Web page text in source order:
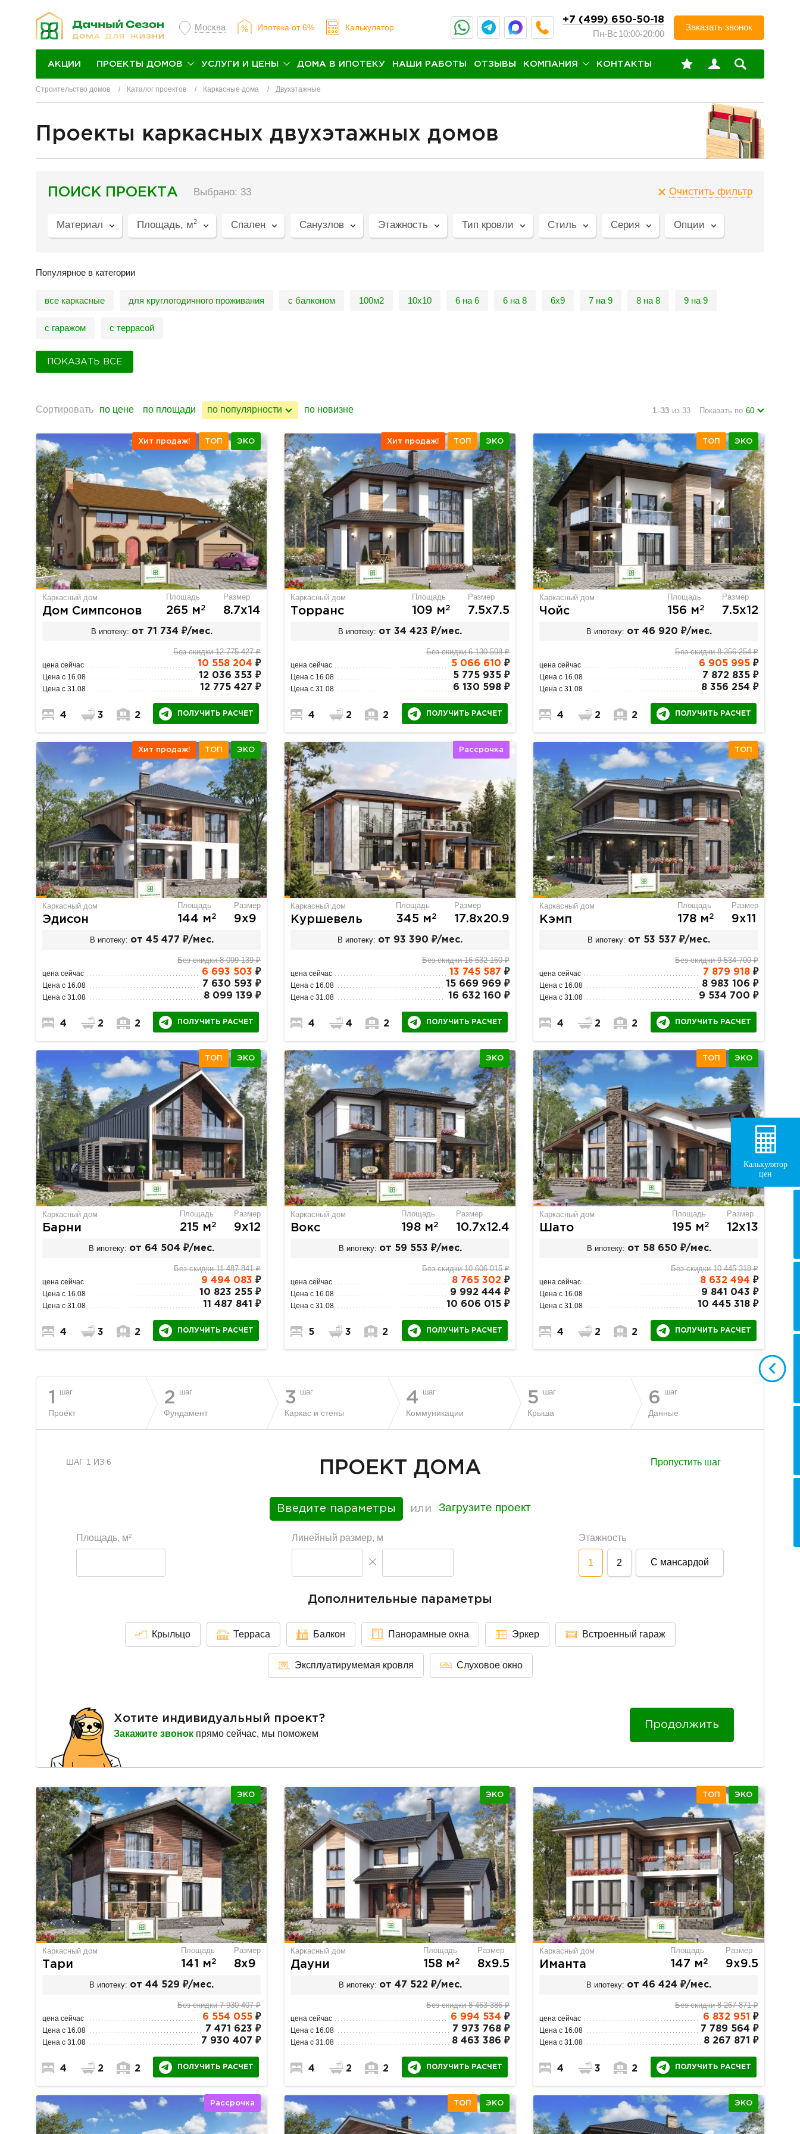
Москва Ипотека от 6% Калькулятор
+7 (499) 650-50-18
Пн-Вс10:00-20:00
Заказать звонок
АКЦИИ ПРОЕКТЫ ДОМОВ УСЛУГИ И ЦЕНЫ ДОМА В ИПОТЕКУ НАШИ РАБОТЫ ОТЗЫВЫ КОМПАНИЯ КОНТАКТЫ
Строительство домов Каталог проектов Каркасные дома Двухэтажные
Проекты каркасных двухэтажных домов
ПОИСК ПРОЕКТА Выбрано: 33 Очистить фильтр
Материал Площадь, м2 Спален Санузлов Этажность Тип кровли Стиль Серия Опции
Популярное в категории
все каркасные для круглогодичного проживания с балконом 100м2 10х10 6 на 6 6 на 8 6х9 7 на 9 8 на 8 9 на 9
с гаражом с террасой
ПОКАЗАТЬ ВСЕ
Сортировать по цене по площади по популярности по новизне 1–33 из 33 Показать по 60
Хит продаж! ТОП ЭКО
Каркасный дом
Дом Симпсонов
Площадь
265 м2
Размер
8.7х14
В ипотеку: от 71 734 ₽/мес.
Без скидки 12 775 427 ₽
цена сейчас 10 558 204 ₽
Цена с 16.08 12 036 353 ₽
Цена с 31.08 12 775 427 ₽
4 3 2 ПОЛУЧИТЬ РАСЧЕТ
Хит продаж! ТОП ЭКО
Каркасный дом
Торранс
Площадь
109 м2
Размер
7.5х7.5
В ипотеку: от 34 423 ₽/мес.
Без скидки 6 130 598 ₽
цена сейчас 5 066 610 ₽
Цена с 16.08 5 775 935 ₽
Цена с 31.08 6 130 598 ₽
4 2 2 ПОЛУЧИТЬ РАСЧЕТ
ТОП ЭКО
Каркасный дом
Чойс
Площадь
156 м2
Размер
7.5х12
В ипотеку: от 46 920 ₽/мес.
Без скидки 8 356 254 ₽
цена сейчас 6 905 995₽
Цена с 16.08 7 872 835 ₽
Цена с 31.08 8 356 254 ₽
4 2 2 ПОЛУЧИТЬ РАСЧЕТ
Хит продаж! ТОП ЭКО
Каркасный дом
Эдисон
Площадь
144 м2
Размер
9х9
В ипотеку: от 45 477 ₽/мес.
Без скидки 8 099 139 ₽
цена сейчас 6 693 503 ₽
Цена с 16.08 7 630 593 ₽
Цена с 31.08 8 099 139 ₽
4 2 2 ПОЛУЧИТЬ РАСЧЕТ
Рассрочка
Каркасный дом
Куршевель
Площадь
345 м2
Размер
17.8х20.9
В ипотеку: от 93 390 ₽/мес.
Без скидки 16 632 160 ₽
цена сейчас 13 745 587 ₽
Цена с 16.08 15 669 969 ₽
Цена с 31.08 16 632 160 ₽
4 4 2 ПОЛУЧИТЬ РАСЧЕТ
ТОП
Каркасный дом
Кэмп
Площадь
178 м2
Размер
9х11
В ипотеку: от 53 537 ₽/мес.
Без скидки 9 534 700 ₽
цена сейчас 7 879 918₽
Цена с 16.08 8 983 106 ₽
Цена с 31.08 9 534 700 ₽
4 2 2 ПОЛУЧИТЬ РАСЧЕТ
ТОП ЭКО
Каркасный дом
Барни
Площадь
215 м2
Размер
9х12
В ипотеку: от 64 504 ₽/мес.
Без скидки 11 487 841 ₽
цена сейчас 9 494 083 ₽
Цена с 16.08 10 823 255 ₽
Цена с 31.08 11 487 841 ₽
4 3 2 ПОЛУЧИТЬ РАСЧЕТ
ЭКО
Каркасный дом
Вокс
Площадь
198 м2
Размер
10.7х12.4
В ипотеку: от 59 553 ₽/мес.
Без скидки 10 606 015 ₽
цена сейчас 8 765 302 ₽
Цена с 16.08 9 992 444 ₽
Цена с 31.08 10 606 015 ₽
5 3 2 ПОЛУЧИТЬ РАСЧЕТ
ТОП ЭКО
Каркасный дом
Шато
Площадь
195 м2
Размер
12х13
В ипотеку: от 58 650 ₽/мес.
Без скидки 10 445 318 ₽
цена сейчас 8 632 494 ₽
Цена с 16.08 9 841 043 ₽
Цена с 31.08 10 445 318 ₽
4 2 2 ПОЛУЧИТЬ РАСЧЕТ
1 шаг
Проект
2 шаг
Фундамент
3 шаг
Каркас и стены
4 шаг
Коммуникации
5 шаг
Крыша
6 шаг
Данные
ШАГ 1 ИЗ 6 ПРОЕКТ ДОМА Пропустить шаг
Введите параметры или Загрузите проект
Площадь, м2 Линейный размер, м Этажность
1 2 С мансардой
Дополнительные параметры
Крыльцо Терраса Балкон Панорамные окна Эркер Встроенный гараж
Эксплуатирумемая кровля Слуховое окно
Хотите индивидуальный проект?
Закажите звонок прямо сейчас, мы поможем
Продолжить
ЭКО
Каркасный дом
Тари
Площадь
141 м2
Размер
8х9
В ипотеку: от 44 529 ₽/мес.
Без скидки 7 930 407 ₽
цена сейчас 6 554 055 ₽
Цена с 16.08 7 471 623 ₽
Цена с 31.08 7 930 407 ₽
4 2 2 ПОЛУЧИТЬ РАСЧЕТ
ЭКО
Каркасный дом
Дауни
Площадь
158 м2
Размер
8х9.5
В ипотеку: от 47 522 ₽/мес.
Без скидки 8 463 386 ₽
цена сейчас 6 994 534 ₽
Цена с 16.08 7 973 768 ₽
Цена с 31.08 8 463 386 ₽
4 2 2 ПОЛУЧИТЬ РАСЧЕТ
ТОП ЭКО
Каркасный дом
Иманта
Площадь
147 м2
Размер
9х9.5
В ипотеку: от 46 424 ₽/мес.
Без скидки 8 267 871 ₽
цена сейчас 6 832 951 ₽
Цена с 16.08 7 789 564 ₽
Цена с 31.08 8 267 871 ₽
4 3 2 ПОЛУЧИТЬ РАСЧЕТ
Рассрочка ТОП ЭКО ЭКО
Калькулятор
цен